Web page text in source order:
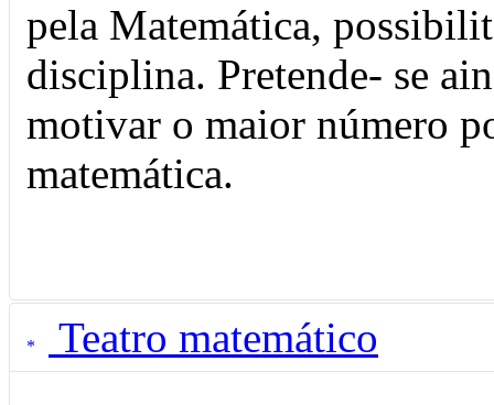
pela Matemática,
disciplina. Pretende- se
motivar o maior número
matemática.
Teatro matemático